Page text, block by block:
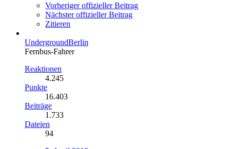
Vorheriger offizieller Beitrag
Nächster offizieller Beitrag
Zitieren
UndergroundBerlin
Fernbus-Fahrer
Reaktionen
4.245
Punkte
16.403
Beiträge
1.733
Dateien
94